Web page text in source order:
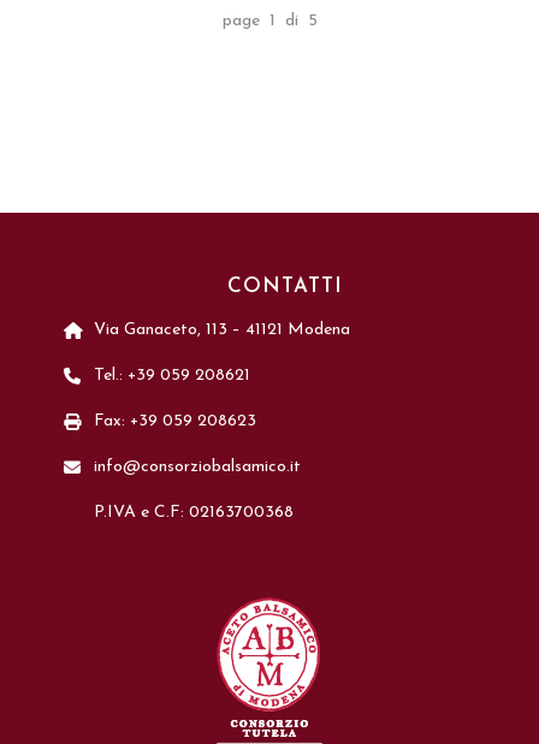
Polpettine di lenticchie caramellate all’
page 1 di 5
CONTATTI
Via Ganaceto, 113 – 41121 Modena
Tel.: +39 059 208621
Fax: +39 059 208623
info@consorziobalsamico.it
P.IVA e C.F: 02163700368